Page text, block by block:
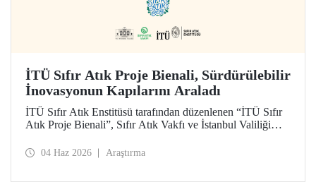
İTÜ Sıfır Atık Proje Bienali, Sürdürülebilir
İnovasyonun Kapılarını Araladı
İTÜ Sıfır Atık Enstitüsü tarafından düzenlenen “İTÜ Sıfır
Atık Proje Bienali”, Sıfır Atık Vakfı ve İstanbul Valiliği
kapsamında 3 Haziran 2026’da İTÜ Süleyman Demirel
04 Haz 2026 Araştırma